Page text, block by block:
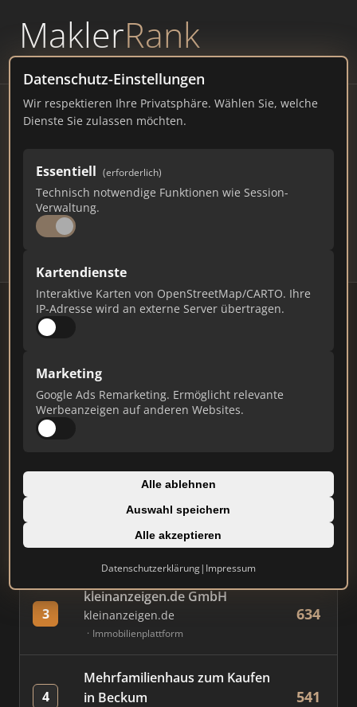
MaklerRank
powered byWAVEPOINT
Datenschutz-Einstellungen
Wir respektieren Ihre Privatsphäre. Wählen Sie, welche
Dienste Sie zulassen möchten.
Essentiell (erforderlich)
Technisch notwendige Funktionen wie Session-
Verwaltung.
Kartendienste
Interaktive Karten von OpenStreetMap/CARTO. Ihre
IP-Adresse wird an externe Server übertragen.
Marketing
Google Ads Remarketing. Ermöglicht relevante
Werbeanzeigen auf anderen Websites.
Alle ablehnen
Auswahl speichern
Alle akzeptieren
Datenschutzerklärung| Impressum
Immobilienmakler Münster
– Ranking Juli 2026
NORDRHEIN-WESTFALEN314.332 EINWOHNER
98 529
# MAKLER / FIRMA
1 immobilienscout24.de
Immobilienplattform
757
AVIV Germany GmbH
immowelt.de Immobilienplattform
3
kleinanzeigen.de GmbH
kleinanzeigen.de
Immobilienplattform
634
4
Mehrfamilienhaus zum Kaufen
in Beckum
541